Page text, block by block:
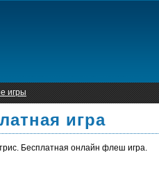
игры
игра
Бесплатная онлайн флеш игра.